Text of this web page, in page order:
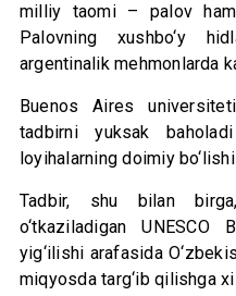
milliy taomi – palov
Palovning xushbo‘y
argentinalik mehmonlarda
Buenos Aires
tadbirni yuksak
loyihalarning doimiy
Tadbir, shu bilan
o‘tkaziladigan UNESCO
yig‘ilishi arafasida
miqyosda targ‘ib qilishga